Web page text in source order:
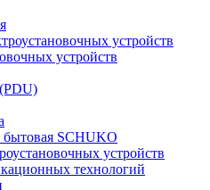
устройств
устройств
SCHUKO
устройств
технологий